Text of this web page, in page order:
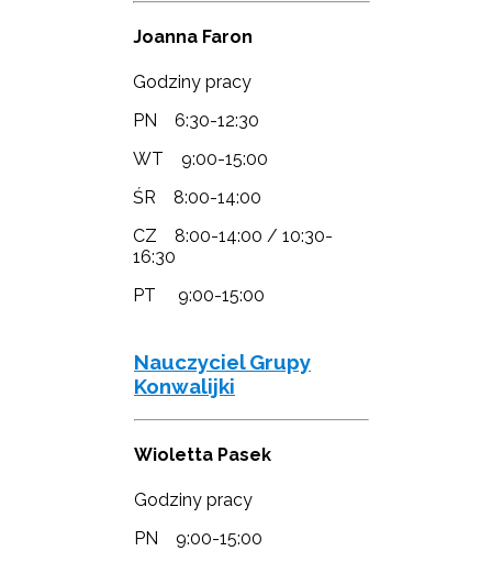
Joanna Faron
Godziny pracy
PN 6:30-12:30
WT 9:00-15:00
ŚR 8:00-14:00
CZ 8:00-14:00 / 10:30-
16:30
PT 9:00-15:00
Nauczyciel Grupy
Konwalijki
Wioletta Pasek
Godziny pracy
PN 9:00-15:00